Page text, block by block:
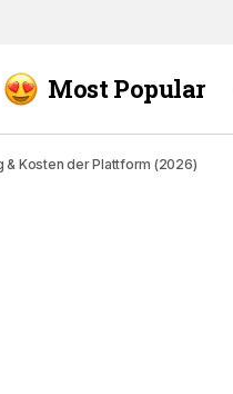
Most Popular
& Kosten der Plattform (2026)